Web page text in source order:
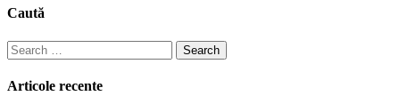
Caută
Search
for:
Articole recente